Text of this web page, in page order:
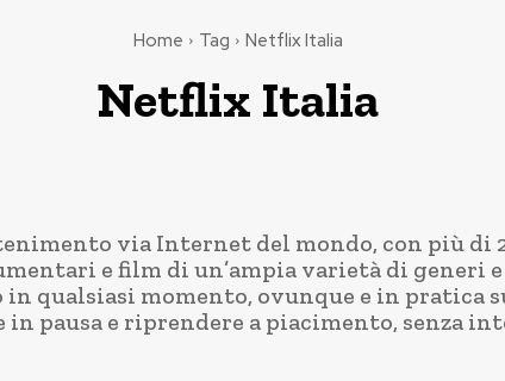
Home Tag Netflix Italia
Netflix Italia
via Internet del mondo, con più di
e film di un’ampia varietà di generi
qualsiasi momento, ovunque e in pratica
pausa e riprendere a piacimento, senza